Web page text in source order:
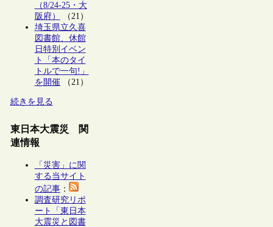
（8/24-25・大
阪府）
（21）
埼玉県立久喜
図書館、休館
日特別イベン
ト「本のタイ
トルで一句!」
を開催（21）
続きを見る
東日本大震災 関
連情報
「災害」に関
する当サイト
の記事：
調査研究リポ
ート「東日本
大震災と図書